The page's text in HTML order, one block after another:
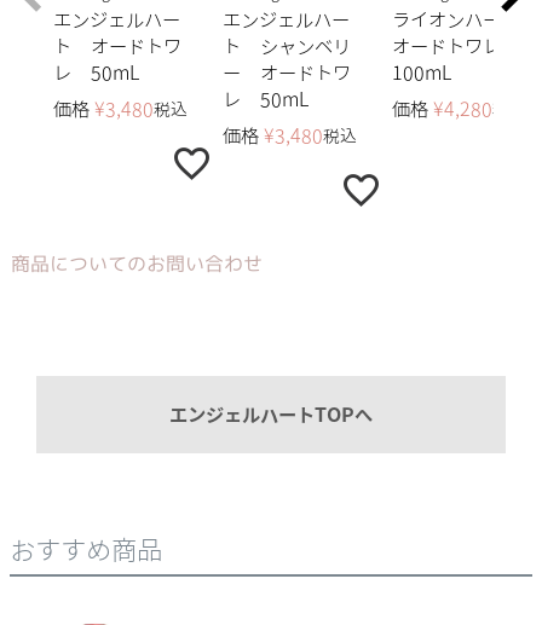
エンジェルハー
ト オードトワ
レ 50mL
価格 ¥3,480税込
エンジェルハー
ト シャンベリ
ー オードトワ
レ 50mL
価格 ¥3,480税込
ライオンハート
オードトワレ
100mL
価格 ¥4,280税込
商品についてのお問い合わせ
エンジェルハートTOPへ
おすすめ商品